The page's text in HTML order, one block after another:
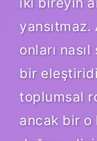
yansıtmaz.
onları
bir
toplumsal
ancak bir o